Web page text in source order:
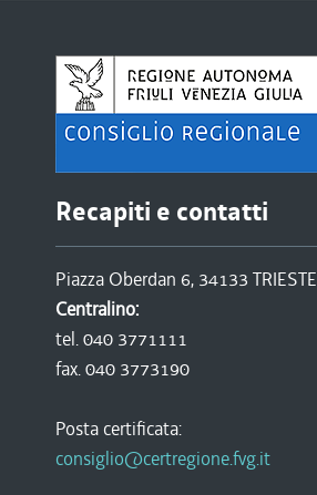
Recapiti e contatti
Piazza Oberdan 6, 34133 TRIESTE
Centralino:
tel. 040 3771111
fax. 040 3773190
Posta certificata:
consiglio@certregione.fvg.it